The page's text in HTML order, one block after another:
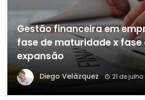
Gestão financeira em
fase de maturidade x fase
expansão
Diego Velázquez 21 de